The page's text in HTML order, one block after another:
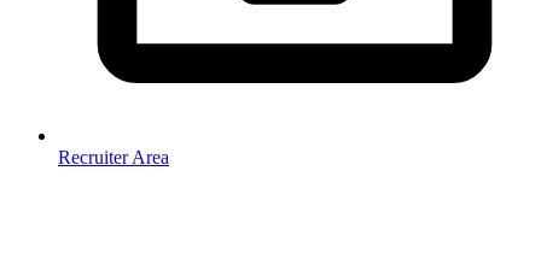
Recruiter Area